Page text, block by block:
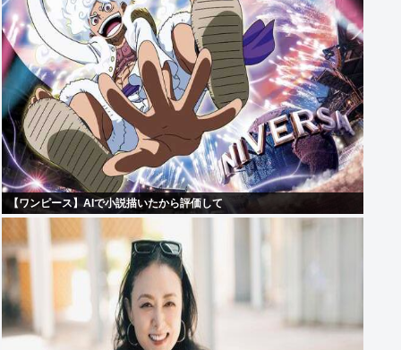
【ワンピース】AIで小説描いたから評価して